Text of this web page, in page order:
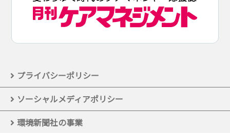
プライバシーポリシー
ソーシャルメディアポリシー
環境新聞社の事業